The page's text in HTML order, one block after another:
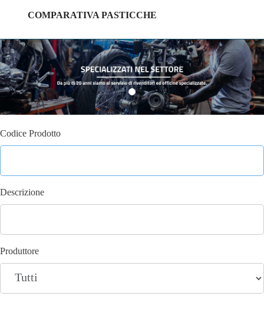
COMPARATIVA PASTICCHE
Codice Prodotto
Descrizione
Produttore